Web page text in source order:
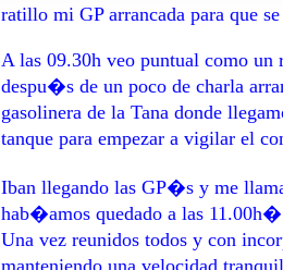
ratillo mi GP arrancada para que
A las 09.30h veo puntual como
despu�s de un poco de charla
gasolinera de la Tana donde
tanque para empezar a vigilar el
Iban llegando las GP�s y me
hab�amos quedado a las
Una vez reunidos todos y con
manteniendo una velocidad